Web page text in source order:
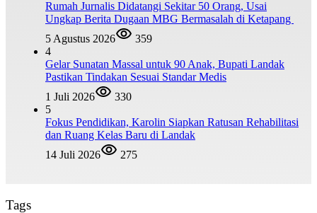
Rumah Jurnalis Didatangi Sekitar 50 Orang, Usai
Ungkap Berita Dugaan MBG Bermasalah di Ketapang
5 Agustus 2026
359
4
Gelar Sunatan Massal untuk 90 Anak, Bupati Landak
Pastikan Tindakan Sesuai Standar Medis
1 Juli 2026
330
5
Fokus Pendidikan, Karolin Siapkan Ratusan Rehabilitasi
dan Ruang Kelas Baru di Landak
14 Juli 2026
275
Tags